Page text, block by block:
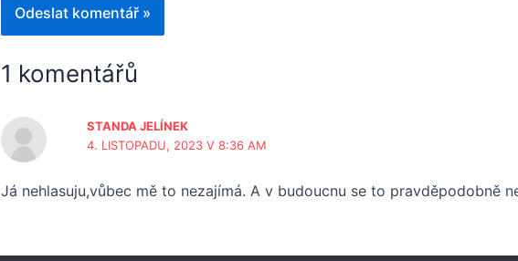
1 komentářů
STANDA JELÍNEK
4. LISTOPADU, 2023 V 8:36 AM
Já nehlasuju,vůbec mě to nezajímá. A v budoucnu se to pravděpodobně